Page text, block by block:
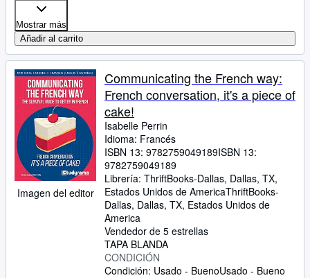
Mostrar más
Añadir al carrito
Imagen del editor
Communicating the French way:
French conversation, it's a piece of
cake!
Isabelle Perrin
Idioma: Francés
ISBN 13: 9782759049189ISBN 13:
9782759049189
Librería: ThriftBooks-Dallas, Dallas, TX,
Estados Unidos de AmericaThriftBooks-
Dallas, Dallas, TX, Estados Unidos de
America
Vendedor de 5 estrellas
TAPA BLANDA
CONDICIÓN
Condición: Usado - BuenoUsado - Bueno